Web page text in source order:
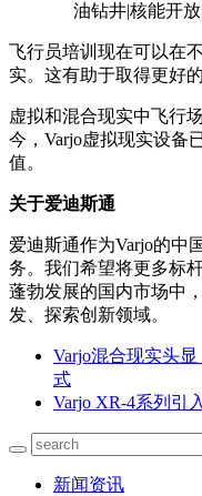
飞行员培训现在可以在
实。这有助于取得更好
虚拟和混合现实中飞行
今，Varjo虚拟现实设备
值。
关于爱迪斯通
爱迪斯通作为Varjo的中
务。我们希望将更多标
蓬勃发展的国内市场中
发、探索创新领域。
Varjo混合现实头
式
Varjo XR-4系列引
新闻资讯